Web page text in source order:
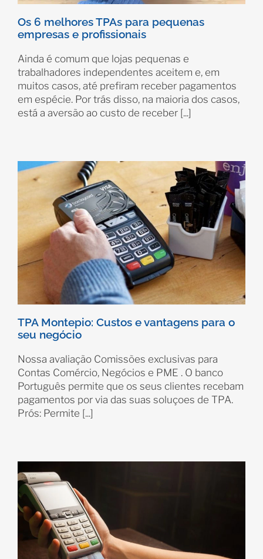
Os 6 melhores TPAs para pequenas
empresas e profissionais
Ainda é comum que lojas pequenas e
trabalhadores independentes aceitem e, em
muitos casos, até prefiram receber pagamentos
em espécie. Por trás disso, na maioria dos casos,
está a aversão ao custo de receber [...]
TPA Montepio: Custos e vantagens para o
seu negócio
Nossa avaliação Comissões exclusivas para
Contas Comércio, Negócios e PME . O banco
Português permite que os seus clientes recebam
pagamentos por via das suas soluçoes de TPA.
Prós: Permite [...]